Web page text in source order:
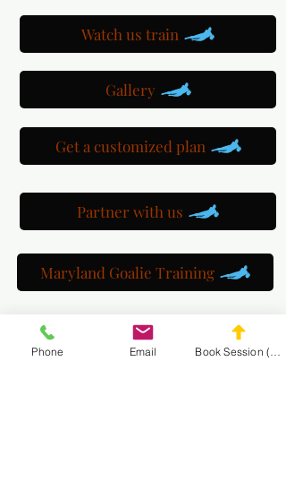
Watch us train
Gallery
Get a customized plan
Partner with us
Maryland Goalie Training
DC Goalie Training
Phone Email